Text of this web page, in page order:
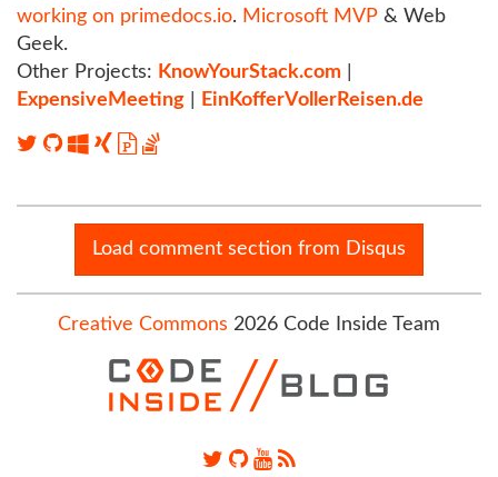
working on primedocs.io. Microsoft MVP & Web
Geek.
Other Projects: KnowYourStack.com
ExpensiveMeeting
EinKofferVollerReisen.de
Load comment section from Disqus
Creative Commons 2026 Code Inside Team